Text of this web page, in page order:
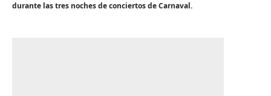
durante las tres noches de conciertos de Carnaval.